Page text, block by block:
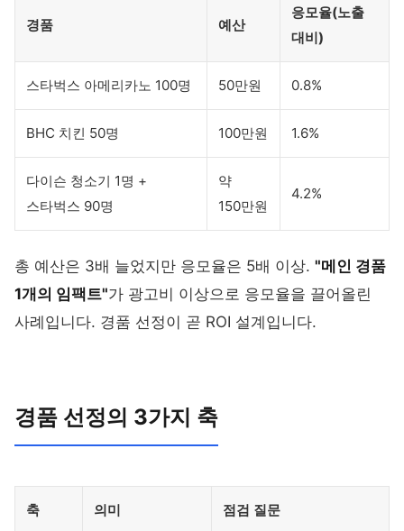
경품 예산
응모율(노출
대비)
스타벅스 아메리카노 100명 50만원 0.8%
BHC 치킨 50명 100만원 1.6%
다이슨 청소기 1명 +
스타벅스 90명
약
150만원
4.2%
총 예산은 3배 늘었지만 응모율은 5배 이상. "메인 경품
1개의 임팩트"가 광고비 이상으로 응모율을 끌어올린
사례입니다. 경품 선정이 곧 ROI 설계입니다.
경품 선정의 3가지 축
축 의미 점검 질문